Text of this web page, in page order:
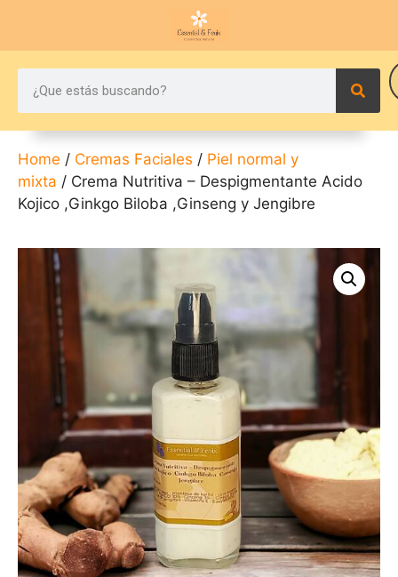
Home / Cremas Faciales / Piel normal y
mixta / Crema Nutritiva – Despigmentante Acido
Kojico ,Ginkgo Biloba ,Ginseng y Jengibre